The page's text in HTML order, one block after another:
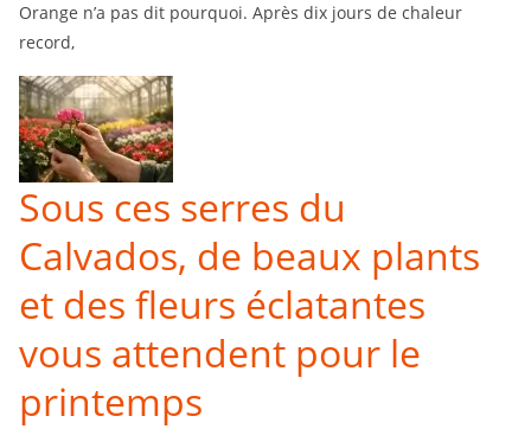
Orange n’a pas dit pourquoi. Après dix jours de chaleur
record,
Sous ces serres du
Calvados, de beaux plants
et des fleurs éclatantes
vous attendent pour le
printemps